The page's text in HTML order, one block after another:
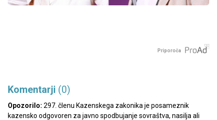
Priporoča
Komentarji (0)
Opozorilo: 297. členu Kazenskega zakonika je posameznik
kazensko odgovoren za javno spodbujanje sovraštva, nasilja ali